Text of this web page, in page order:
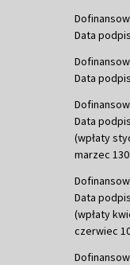
Data
Data
Data
(wpłaty
marzec
Data
(wpłaty
czerwiec